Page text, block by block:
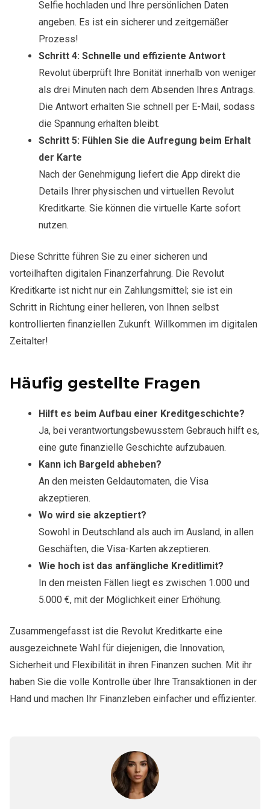
Selfie hochladen und Ihre persönlichen Daten
angeben. Es ist ein sicherer und zeitgemäßer
Prozess!
Schritt 4: Schnelle und effiziente Antwort
Revolut überprüft Ihre Bonität innerhalb von weniger
als drei Minuten nach dem Absenden Ihres Antrags.
Die Antwort erhalten Sie schnell per E-Mail, sodass
die Spannung erhalten bleibt.
Schritt 5: Fühlen Sie die Aufregung beim Erhalt
der Karte
Nach der Genehmigung liefert die App direkt die
Details Ihrer physischen und virtuellen Revolut
Kreditkarte. Sie können die virtuelle Karte sofort
nutzen.
Diese Schritte führen Sie zu einer sicheren und
vorteilhaften digitalen Finanzerfahrung. Die Revolut
Kreditkarte ist nicht nur ein Zahlungsmittel; sie ist ein
Schritt in Richtung einer helleren, von Ihnen selbst
kontrollierten finanziellen Zukunft. Willkommen im digitalen
Zeitalter!
Häufig gestellte Fragen
Hilft es beim Aufbau einer Kreditgeschichte?
Ja, bei verantwortungsbewusstem Gebrauch hilft es,
eine gute finanzielle Geschichte aufzubauen.
Kann ich Bargeld abheben?
An den meisten Geldautomaten, die Visa
akzeptieren.
Wo wird sie akzeptiert?
Sowohl in Deutschland als auch im Ausland, in allen
Geschäften, die Visa-Karten akzeptieren.
Wie hoch ist das anfängliche Kreditlimit?
In den meisten Fällen liegt es zwischen 1.000 und
5.000 €, mit der Möglichkeit einer Erhöhung.
Zusammengefasst ist die Revolut Kreditkarte eine
ausgezeichnete Wahl für diejenigen, die Innovation,
Sicherheit und Flexibilität in ihren Finanzen suchen. Mit ihr
haben Sie die volle Kontrolle über Ihre Transaktionen in der
Hand und machen Ihr Finanzleben einfacher und effizienter.